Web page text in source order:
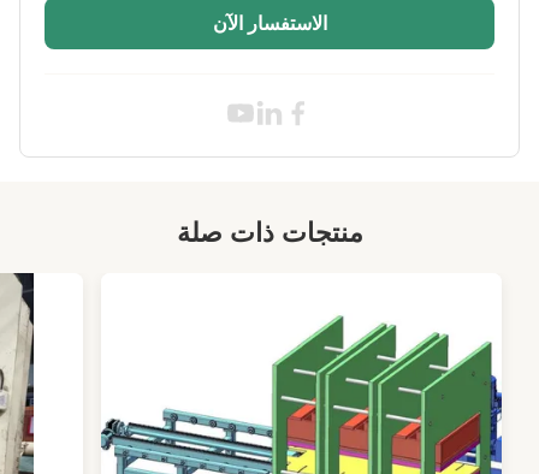
الكهربائية
High Light: آلة صقل الأنابيب الداخلية من المطاط الطبيعي
آلة تصفية الأنابيب الداخلية من المطاط البوتيل
آلة تصفية الأنابيب الداخلية للدراجة النارية
الاستفسار الآن
منتجات ذات صلة